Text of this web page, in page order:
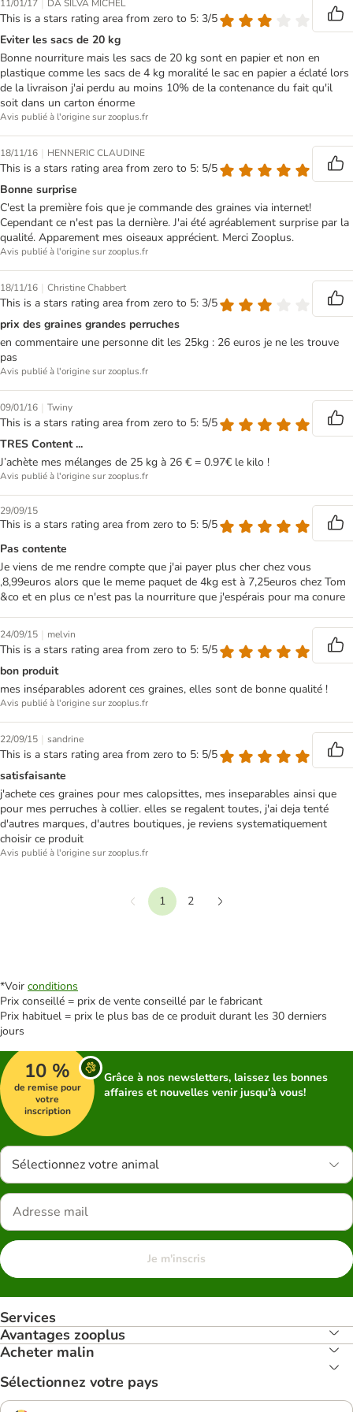
11/01/17 DA SILVA MICHEL
This is a stars rating area from zero to 5: 3/5
Eviter les sacs de 20 kg
Bonne nourriture mais les sacs de 20 kg sont en papier et non en
plastique comme les sacs de 4 kg moralité le sac en papier a éclaté lors
de la livraison j'ai perdu au moins 10% de la contenance du fait qu'il
soit dans un carton énorme
Avis publié à l'origine sur zooplus.fr
18/11/16 | HENNERIC CLAUDINE
This is a stars rating area from zero to 5: 5/5
Bonne surprise
C'est la première fois que je commande des graines via internet!
Cependant ce n'est pas la dernière. J'ai été agréablement surprise par la
qualité. Apparement mes oiseaux apprécient. Merci Zooplus.
Avis publié à l'origine sur zooplus.fr
18/11/16 | Christine Chabbert
This is a stars rating area from zero to 5: 3/5
prix des graines grandes perruches
en commentaire une personne dit les 25kg : 26 euros je ne les trouve
pas
Avis publié à l'origine sur zooplus.fr
09/01/16 | Twiny
This is a stars rating area from zero to 5: 5/5
TRES Content ...
J’achète mes mélanges de 25 kg à 26 € = 0.97€ le kilo !
Avis publié à l'origine sur zooplus.fr
29/09/15
This is a stars rating area from zero to 5: 5/5
Pas contente
Je viens de me rendre compte que j'ai payer plus cher chez vous
,8,99euros alors que le meme paquet de 4kg est à 7,25euros chez Tom
&co et en plus ce n'est pas la nourriture que j'espérais pour ma conure
24/09/15 | melvin
This is a stars rating area from zero to 5: 5/5
bon produit
mes inséparables adorent ces graines, elles sont de bonne qualité !
Avis publié à l'origine sur zooplus.fr
22/09/15 | sandrine
This is a stars rating area from zero to 5: 5/5
satisfaisante
j'achete ces graines pour mes calopsittes, mes inseparables ainsi que
pour mes perruches à collier. elles se regalent toutes, j'ai deja tenté
d'autres marques, d'autres boutiques, je reviens systematiquement
choisir ce produit
Avis publié à l'origine sur zooplus.fr
Précédent
1
2
*Voir conditions
Prix conseillé = prix de vente conseillé par le fabricant
Prix habituel = prix le plus bas de ce produit durant les 30 derniers
jours
10 %
de remise pour
votre
inscription
Grâce à nos newsletters, laissez les bonnes
affaires et nouvelles venir jusqu'à vous!
Sélectionnez votre animal
Je m'inscris
Services
Avantages zooplus
Acheter malin
Sélectionnez votre pays